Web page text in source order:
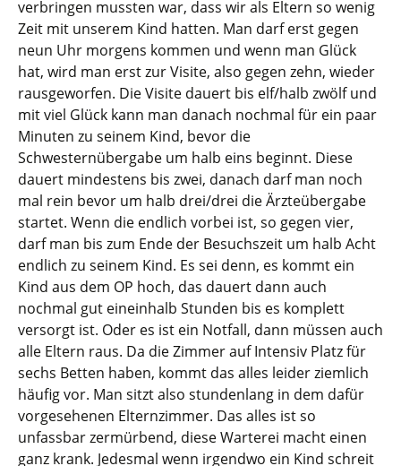
verbringen mussten war, dass wir als Eltern so wenig
Zeit mit unserem Kind hatten. Man darf erst gegen
neun Uhr morgens kommen und wenn man Glück
hat, wird man erst zur Visite, also gegen zehn, wieder
rausgeworfen. Die Visite dauert bis elf/halb zwölf und
mit viel Glück kann man danach nochmal für ein paar
Minuten zu seinem Kind, bevor die
Schwesternübergabe um halb eins beginnt. Diese
dauert mindestens bis zwei, danach darf man noch
mal rein bevor um halb drei/drei die Ärzteübergabe
startet. Wenn die endlich vorbei ist, so gegen vier,
darf man bis zum Ende der Besuchszeit um halb Acht
endlich zu seinem Kind. Es sei denn, es kommt ein
Kind aus dem OP hoch, das dauert dann auch
nochmal gut eineinhalb Stunden bis es komplett
versorgt ist. Oder es ist ein Notfall, dann müssen auch
alle Eltern raus. Da die Zimmer auf Intensiv Platz für
sechs Betten haben, kommt das alles leider ziemlich
häufig vor. Man sitzt also stundenlang in dem dafür
vorgesehenen Elternzimmer. Das alles ist so
unfassbar zermürbend, diese Warterei macht einen
ganz krank. Jedesmal wenn irgendwo ein Kind schreit